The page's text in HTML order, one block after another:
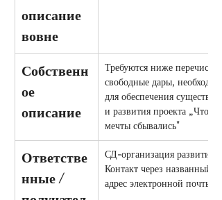
описание
вовне
Собственн
ое
описание
Требуются ниже
свободные дары,
для обеспечения
и развития проекта „Чтобы
мечты сбывались"
Ответстве
нные /
СД-организация развития.
Контакт через названный
адрес электронной почты.